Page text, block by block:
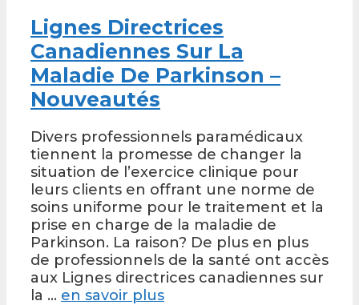
Lignes Directrices
Canadiennes Sur La
Maladie De Parkinson –
Nouveautés
Divers professionnels paramédicaux
tiennent la promesse de changer la
situation de l’exercice clinique pour
leurs clients en offrant une norme de
soins uniforme pour le traitement et la
prise en charge de la maladie de
Parkinson. La raison? De plus en plus
de professionnels de la santé ont accès
aux Lignes directrices canadiennes sur
la … en savoir plus